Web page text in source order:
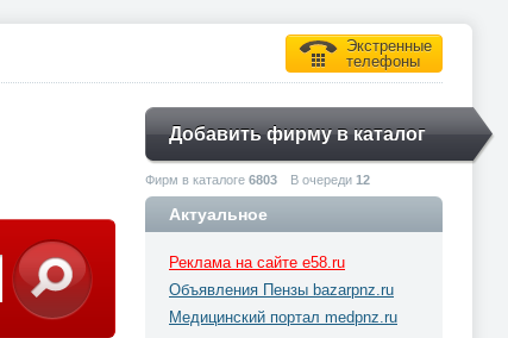
Экстренные
телефоны
Добавить фирму в каталог
Фирм в каталоге 6803 В очереди 12
Актуальное
Реклама на сайте e58.ru
Объявления Пензы bazarpnz.ru
Медицинский портал medpnz.ru